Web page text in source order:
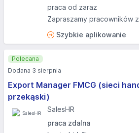
praca od zaraz
Zapraszamy pracowników
Szybkie aplikowanie
Export Manager FMCG (sieci
przekąski)
SalesHR
praca zdalna
Polecana
Dodana 3 sierpnia